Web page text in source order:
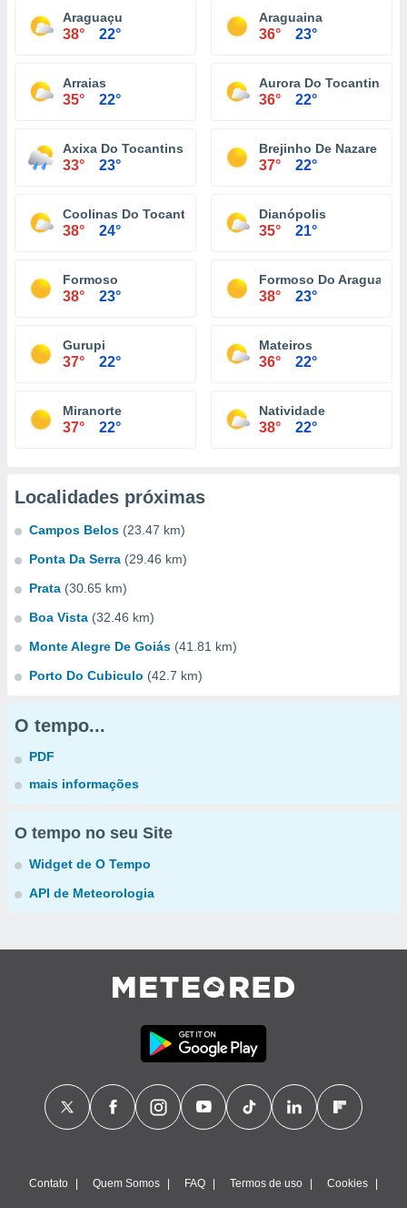
Araguaçu
38° 22°
Araguaina
36° 23°
Arraias
35° 22°
Aurora Do Tocantins
36° 22°
Axixa Do Tocantins
33° 23°
Brejinho De Nazare
37° 22°
Coolinas Do Tocantins
38° 24°
Dianópolis
35° 21°
Formoso
38° 23°
Formoso Do Araguaia
38° 23°
Gurupi
37° 22°
Mateiros
36° 22°
Miranorte
37° 22°
Natividade
38° 22°
Localidades próximas
Campos Belos (23.47 km)
Ponta Da Serra (29.46 km)
Prata (30.65 km)
Boa Vista (32.46 km)
Monte Alegre De Goiás (41.81 km)
Porto Do Cubiculo (42.7 km)
O tempo...
PDF
mais informações
O tempo no seu Site
Widget de O Tempo
API de Meteorologia
Contato Quem Somos FAQ Termos de uso Cookies